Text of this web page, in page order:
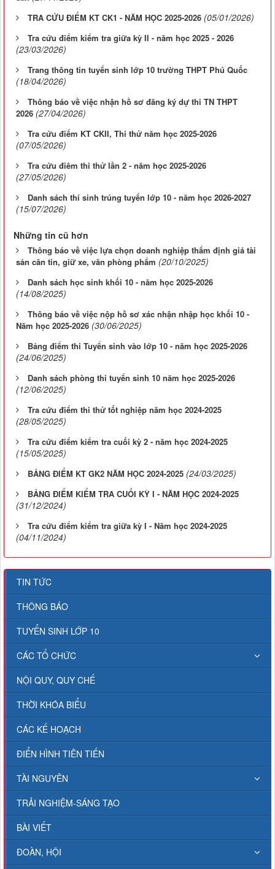
TRA CỨU ĐIỂM KT CK1 - NĂM HỌC 2025-2026 (05/01/2026)
Tra cứu điểm kiểm tra giữa kỳ II - năm học 2025 - 2026
(23/03/2026)
Trang thông tin tuyển sinh lớp 10 trường THPT Phú Quốc
(18/04/2026)
Thông báo về việc nhận hồ sơ đăng ký dự thi TN THPT
2026 (27/04/2026)
Tra cứu điểm KT CKII, Thi thử năm học 2025-2026
(07/05/2026)
Tra cứu điêm thi thử lần 2 - năm học 2025-2026
(27/05/2026)
Danh sách thí sinh trúng tuyển lớp 10 - năm học 2026-2027
(15/07/2026)
Những tin cũ hơn
Thông báo về việc lựa chọn doanh nghiệp thẩm định giá tài
sản căn tin, giữ xe, văn phòng phẩm (20/10/2025)
Danh sách học sinh khối 10 - năm học 2025-2026
(14/08/2025)
Thông báo về việc nộp hồ sơ xác nhận nhập học khối 10 -
Năm học 2025-2026 (30/06/2025)
Bảng điểm thi Tuyển sinh vào lớp 10 - năm học 2025-2026
(24/06/2025)
Danh sách phòng thi tuyển sinh 10 năm học 2025-2026
(12/06/2025)
Tra cứu điểm thi thử tốt nghiệp năm học 2024-2025
(28/05/2025)
Tra cứu điểm kiểm tra cuối kỳ 2 - năm học 2024-2025
(15/05/2025)
BẢNG ĐIỂM KT GK2 NĂM HỌC 2024-2025 (24/03/2025)
BẢNG ĐIỂM KIỂM TRA CUỐI KỲ I - NĂM HỌC 2024-2025
(31/12/2024)
Tra cứu điểm kiểm tra giữa kỳ I - Năm học 2024-2025
(04/11/2024)
TIN TỨC
THÔNG BÁO
TUYỂN SINH LỚP 10
CÁC TỔ CHỨC
NỘI QUY, QUY CHẾ
THỜI KHÓA BIỂU
CÁC KẾ HOẠCH
ĐIỂN HÌNH TIÊN TIẾN
TÀI NGUYÊN
TRẢI NGHIỆM-SÁNG TẠO
BÀI VIẾT
ĐOÀN, HỘI